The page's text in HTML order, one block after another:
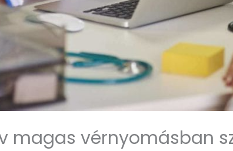
magas vérnyomásban